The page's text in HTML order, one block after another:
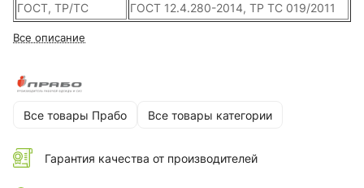
ГОСТ, ТР/ТС ГОСТ 12.4.280-2014, ТР ТС 019/2011
Все описание
Все товары Прабо Все товары категории
Гарантия качества от производителей